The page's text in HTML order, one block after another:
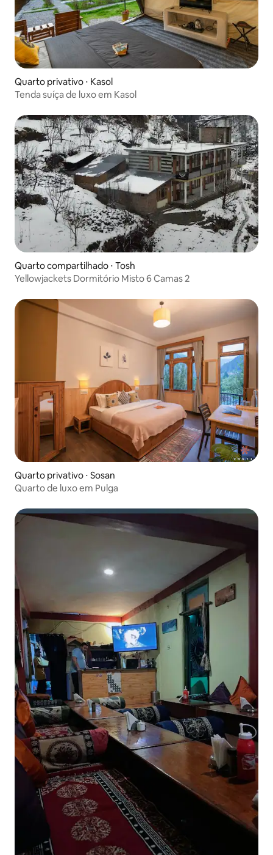
Quarto privativo ⋅ Kasol
Tenda suíça de luxo em Kasol
Quarto compartilhado ⋅ Tosh
Yellowjackets Dormitório Misto 6 Camas 2
Quarto privativo ⋅ Sosan
Quarto de luxo em Pulga